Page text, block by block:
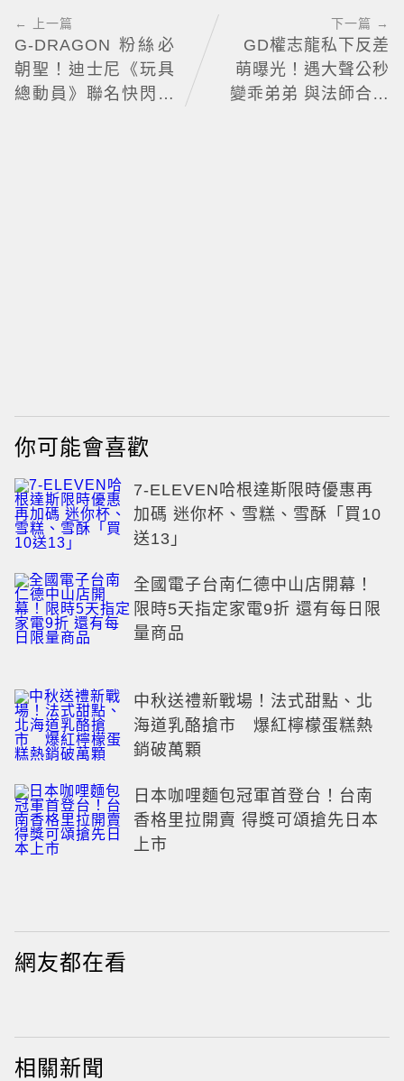
← 上一篇
G-DRAGON 粉絲必
朝聖！迪士尼《玩具
總動員》聯名快閃店
下一篇 →
GD權志龍私下反差
萌曝光！遇大聲公秒
變乖弟弟 與法師合照
你可能會喜歡
7-ELEVEN哈根達斯限時優惠再
加碼 迷你杯、雪糕、雪酥「買10
送13」
全國電子台南仁德中山店開幕！
限時5天指定家電9折 還有每日限
量商品
中秋送禮新戰場！法式甜點、北
海道乳酪搶市 爆紅檸檬蛋糕熱
銷破萬顆
日本咖哩麵包冠軍首登台！台南
香格里拉開賣 得獎可頌搶先日本
上市
網友都在看
相關新聞